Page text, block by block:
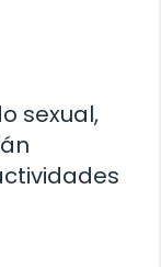
sexual,